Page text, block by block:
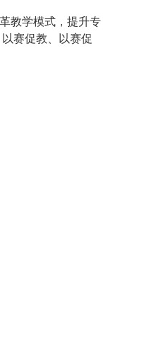
教学模式，提升专
赛促教、以赛促